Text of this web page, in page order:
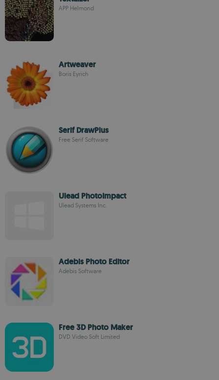
APP Helmond
Artweaver
Boris Eyrich
Serif DrawPlus
Free Serif Software
Ulead PhotoImpact
Ulead Systems Inc.
Adebis Photo Editor
Adebis Software
Free 3D Photo Maker
DVD Video Soft Limited